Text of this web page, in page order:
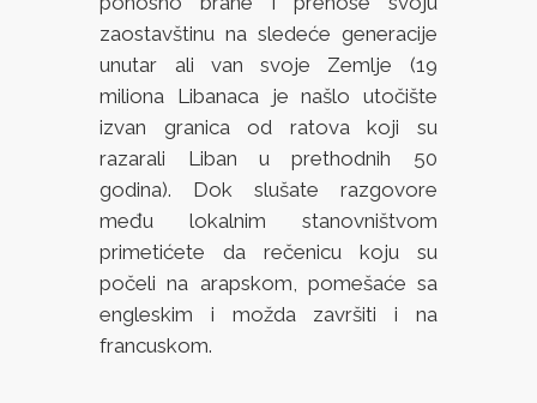
zaostavštinu na sledeće generacije
unutar ali van svoje Zemlje (19
miliona Libanaca je našlo utočište
izvan granica od ratova koji su
razarali Liban u prethodnih 50
godina). Dok slušate razgovore
među lokalnim stanovništvom
primetićete da rečenicu koju su
počeli na arapskom, pomešaće sa
engleskim i možda završiti i na
francuskom.